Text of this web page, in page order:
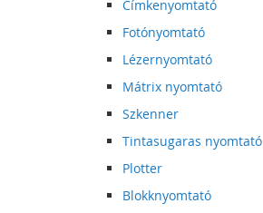
Címkenyomtató
Fotónyomtató
Lézernyomtató
Mátrix nyomtató
Szkenner
Tintasugaras nyomtató
Plotter
Blokknyomtató